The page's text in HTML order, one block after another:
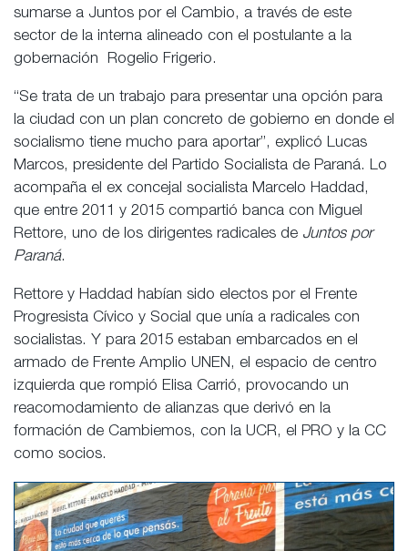
sumarse a Juntos por el Cambio, a través de este
sector de la interna alineado con el postulante a la
gobernación Rogelio Frigerio.
“Se trata de un trabajo para presentar una opción para
la ciudad con un plan concreto de gobierno en donde el
socialismo tiene mucho para aportar”, explicó Lucas
Marcos, presidente del Partido Socialista de Paraná. Lo
acompaña el ex concejal socialista Marcelo Haddad,
que entre 2011 y 2015 compartió banca con Miguel
Rettore, uno de los dirigentes radicales de Juntos por
Paraná.
Rettore y Haddad habían sido electos por el Frente
Progresista Cívico y Social que unía a radicales con
socialistas. Y para 2015 estaban embarcados en el
armado de Frente Amplio UNEN, el espacio de centro
izquierda que rompió Elisa Carrió, provocando un
reacomodamiento de alianzas que derivó en la
formación de Cambiemos, con la UCR, el PRO y la CC
como socios.